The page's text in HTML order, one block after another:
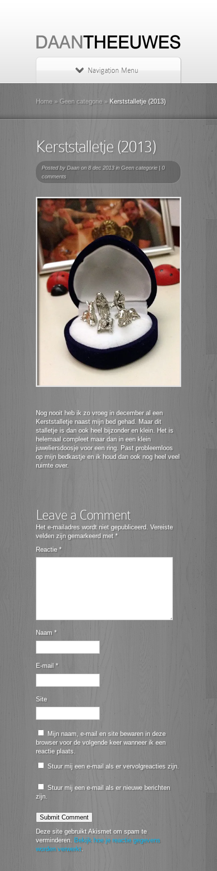
Navigation Menu
Home » Geen categorie » Kerststalletje (2013)
Kerststalletje (2013)
Posted by Daan on 8 dec 2013 in Geen categorie | 0
comments
Nog nooit heb ik zo vroeg in december al een
Kerststalletje naast mijn bed gehad. Maar dit
stalletje is dan ook heel bijzonder en klein. Het is
helemaal compleet maar dan in een klein
juweliersdoosje voor een ring. Past probleemloos
op mijn bedkastje en ik houd dan ook nog heel veel
ruimte over.
Leave a Comment
Het e-mailadres wordt niet gepubliceerd. Vereiste
velden zijn gemarkeerd met *
Reactie *
Naam *
E-mail *
Site
Mijn naam, e-mail en site bewaren in deze
browser voor de volgende keer wanneer ik een
reactie plaats.
Stuur mij een e-mail als er vervolgreacties zijn.
Stuur mij een e-mail als er nieuwe berichten
zijn.
Deze site gebruikt Akismet om spam te
verminderen. Bekijk hoe je reactie gegevens
worden verwerkt.